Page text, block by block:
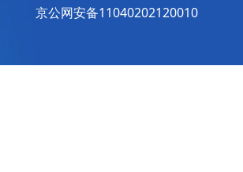
京公网安备11040202120010